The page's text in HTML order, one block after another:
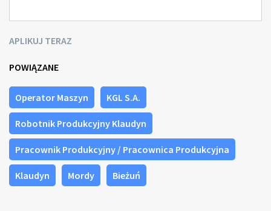
APLIKUJ TERAZ
POWIĄZANE
Operator Maszyn KGL S.A.
Robotnik Produkcyjny Klaudyn
Pracownik Produkcyjny / Pracownica Produkcyjna
Klaudyn Mordy Bieżuń